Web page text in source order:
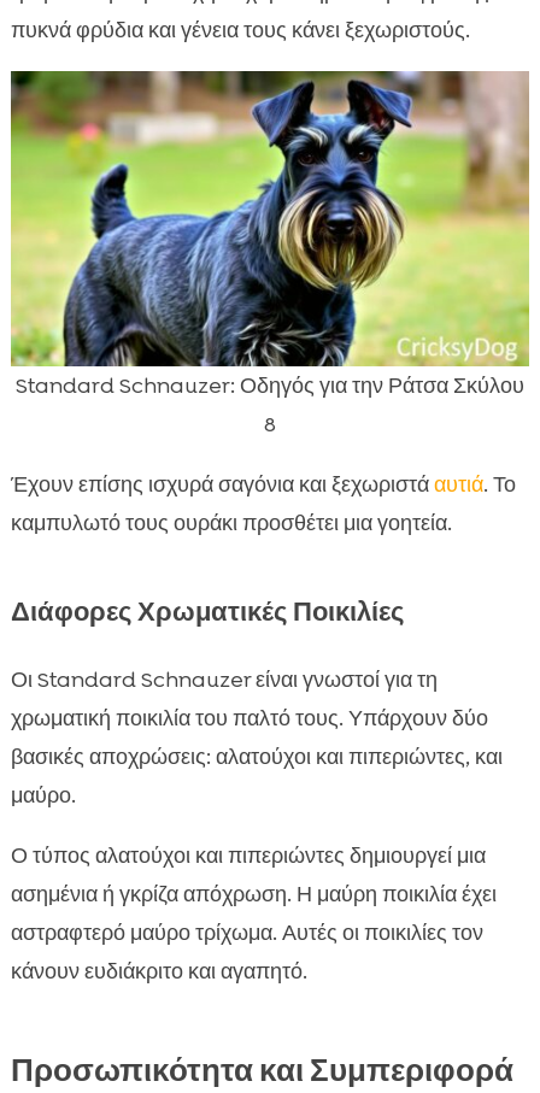
πυκνά φρύδια και γένεια τους κάνει ξεχωριστούς.
Standard Schnauzer: Οδηγός για την Ράτσα Σκύλου
8
Έχουν επίσης ισχυρά σαγόνια και ξεχωριστάαυτιά. Το
καμπυλωτό τους ουράκι προσθέτει μια γοητεία.
Διάφορες Χρωματικές Ποικιλίες
Οι Standard Schnauzer είναι γνωστοί για τη
χρωματική ποικιλία του παλτό τους. Υπάρχουν δύο
βασικές αποχρώσεις: αλατούχοι και πιπεριώντες, και
μαύρο.
Ο τύπος αλατούχοι και πιπεριώντες δημιουργεί μια
ασημένια ή γκρίζα απόχρωση. Η μαύρη ποικιλία έχει
αστραφτερό μαύρο τρίχωμα. Αυτές οι ποικιλίες τον
κάνουν ευδιάκριτο και αγαπητό.
Προσωπικότητα και Συμπεριφορά